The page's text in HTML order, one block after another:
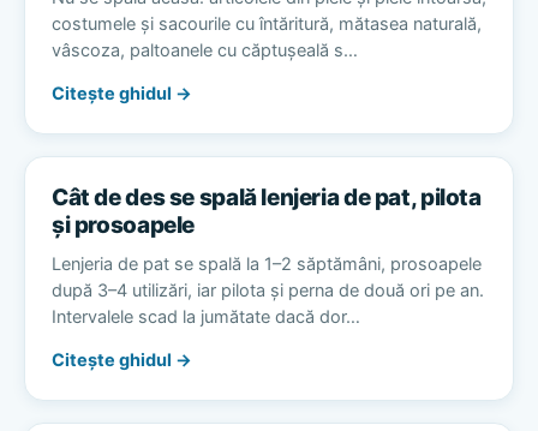
costumele și sacourile cu întăritură, mătasea naturală,
vâscoza, paltoanele cu căptușeală s…
Citește ghidul →
Cât de des se spală lenjeria de pat, pilota
și prosoapele
Lenjeria de pat se spală la 1–2 săptămâni, prosoapele
după 3–4 utilizări, iar pilota și perna de două ori pe an.
Intervalele scad la jumătate dacă dor…
Citește ghidul →